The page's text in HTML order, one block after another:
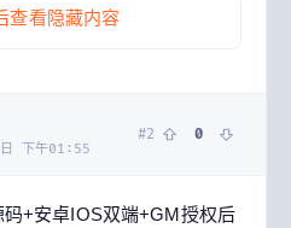
查看隐藏内容
下午01:55
#2 0
码+安卓IOS双端+GM授权后